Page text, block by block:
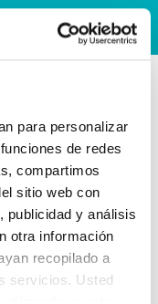
para personalizar
de redes
compartimos
sitio web con
publicidad y análisis
otra información
recopilado a
servicios. Usted